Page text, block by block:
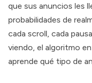
que sus anuncios les
probabilidades de
cada scroll, cada
viendo, el algoritmo
aprende qué tipo de